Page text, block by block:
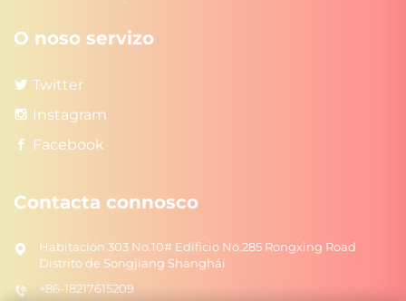
O noso servizo
Twitter
Instagram
Facebook
Contacta connosco
Habitación 303 No.10# Edificio No.285 Rongxing Road
Distrito de Songjiang Shanghái
+86-18217615209